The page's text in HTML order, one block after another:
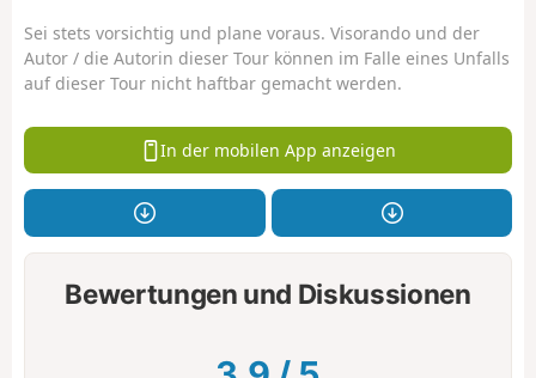
Sei stets vorsichtig und plane voraus. Visorando und der
Autor / die Autorin dieser Tour können im Falle eines Unfalls
auf dieser Tour nicht haftbar gemacht werden.
In der mobilen App anzeigen
Bewertungen und Diskussionen